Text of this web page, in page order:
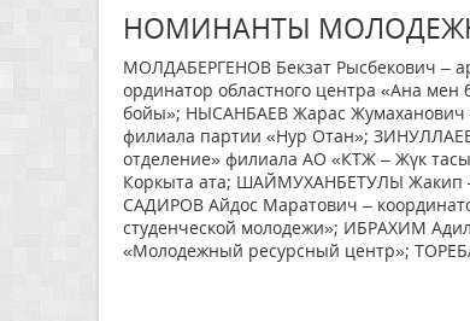
НОМИНАНТЫ
МОЛДАБЕРГЕНОВ Бекзат Рысбекович –
ординатор областного центра «Ана
бойы»; НЫСАНБАЕВ Жарас Жумаханович
филиала партии «Нур Отан»;
отделение» филиала АО «КТЖ – Жүк
Коркыта ата; ШАЙМУХАНБЕТУЛЫ Жакип –
САДИРОВ Айдос Маратович –
студенческой молодежи»; ИБРАХИМ
«Молодежный ресурсный центр»;